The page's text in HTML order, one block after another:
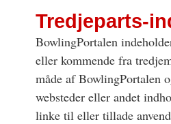
Tredjeparts-
BowlingPortalen
eller kommende fra
måde af BowlingPortalen
websteder eller andet
linke til eller tillade